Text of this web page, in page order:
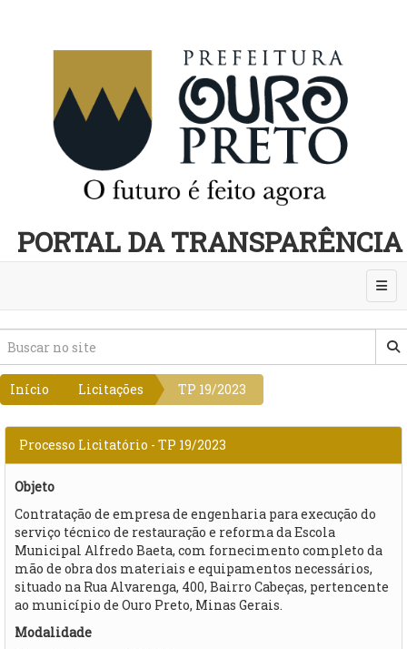
PORTAL DA TRANSPARÊNCIA
Início Licitações TP 19/2023
Processo Licitatório - TP 19/2023
Objeto
Contratação de empresa de engenharia para execução do
serviço técnico de restauração e reforma da Escola
Municipal Alfredo Baeta, com fornecimento completo da
mão de obra dos materiais e equipamentos necessários,
situado na Rua Alvarenga, 400, Bairro Cabeças, pertencente
ao município de Ouro Preto, Minas Gerais.
Modalidade